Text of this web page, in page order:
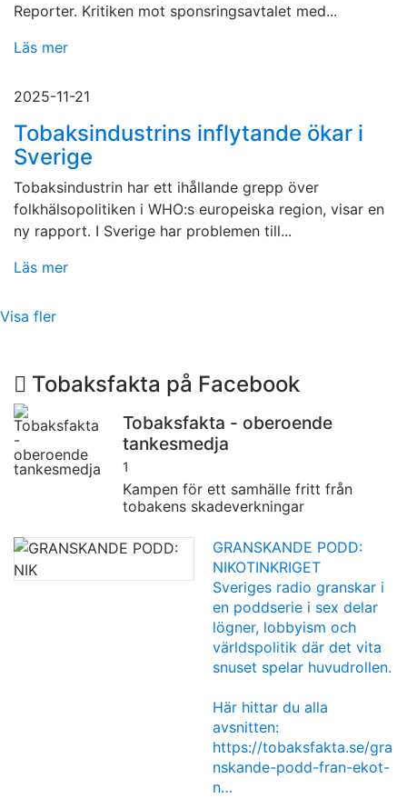
Reporter. Kritiken mot sponsringsavtalet med...
Läs mer
2025-11-21
Tobaksindustrins inflytande ökar i
Sverige
Tobaksindustrin har ett ihållande grepp över
folkhälsopolitiken i WHO:s europeiska region, visar en
ny rapport. I Sverige har problemen till...
Läs mer
Visa fler
Tobaksfakta på Facebook
Tobaksfakta - oberoende
tankesmedja
1
Kampen för ett samhälle fritt från
tobakens skadeverkningar
GRANSKANDE PODD:
NIKOTINKRIGET
Sveriges radio granskar i
en poddserie i sex delar
lögner, lobbyism och
världspolitik där det vita
snuset spelar huvudrollen.
Här hittar du alla
avsnitten:
https://tobaksfakta.se/gra
nskande-podd-fran-ekot-
n…